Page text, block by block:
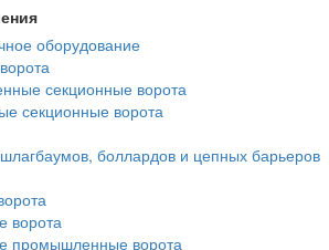
оборудование
секционные ворота
секционные ворота
боллардов и цепных барьеров
ворота
промышленные ворота